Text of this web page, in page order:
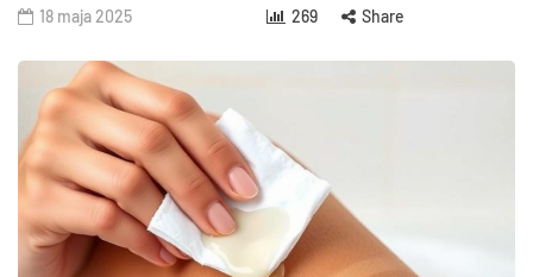
18 maja 2025 269 Share